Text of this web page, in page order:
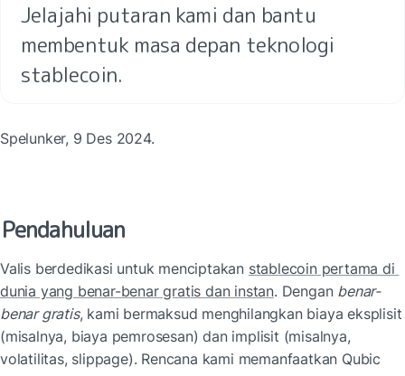
Jelajahi putaran kami dan bantu
membentuk masa depan teknologi
stablecoin.
Spelunker, 9 Des 2024.
Pendahuluan
Valis berdedikasi untuk menciptakan stablecoin pertama di
dunia yang benar-benar gratis dan instan. Dengan benar-
benar gratis, kami bermaksud menghilangkan biaya eksplisit
(misalnya, biaya pemrosesan) dan implisit (misalnya,
volatilitas, slippage). Rencana kami memanfaatkan Qubic